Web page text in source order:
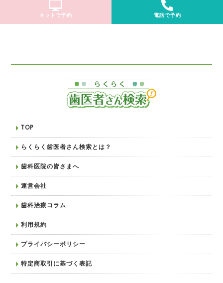
ネットで予約 電話で予約
TOP
らくらく歯医者さん検索とは？
歯科医院の皆さまへ
運営会社
歯科治療コラム
利用規約
プライバシーポリシー
特定商取引に基づく表記